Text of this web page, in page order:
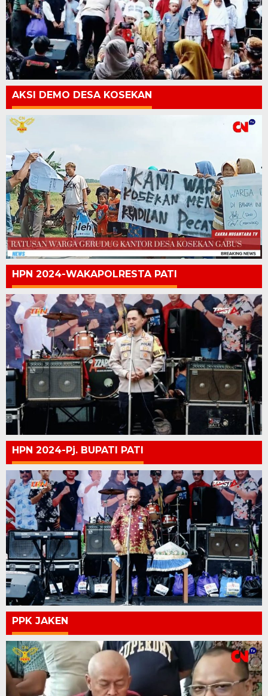
AKSI DEMO DESA KOSEKAN
HPN 2024-WAKAPOLRESTA PATI
HPN 2024-Pj. BUPATI PATI
PPK JAKEN